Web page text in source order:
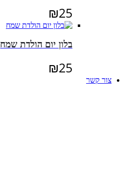
₪25
בלון יום הולדת שמח
₪25
צור קשר